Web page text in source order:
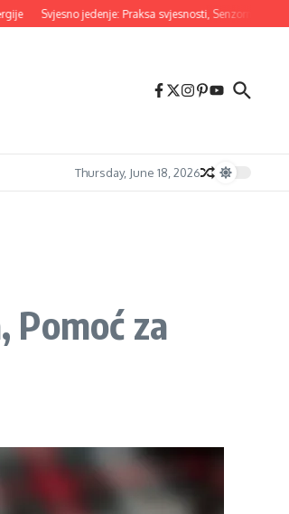
Svjesno jedenje: Praksa svjesnosti, Senzorno iskustvo,
Thursday, June 18, 2026
za